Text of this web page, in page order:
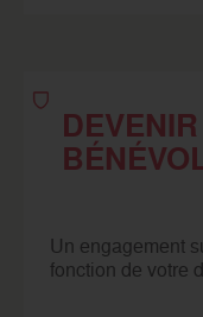
DEVENIR
Un engagement
fonction de votre